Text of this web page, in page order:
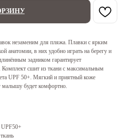
незаменим для пляжа. Плавки с ярким
анатомии, в них удобно играть на берегу и
задником гарантирует
сшит из ткани с максимальным
UPF 50+. Мягкий и приятный коже
малышу будет комфортно.
UPF50+